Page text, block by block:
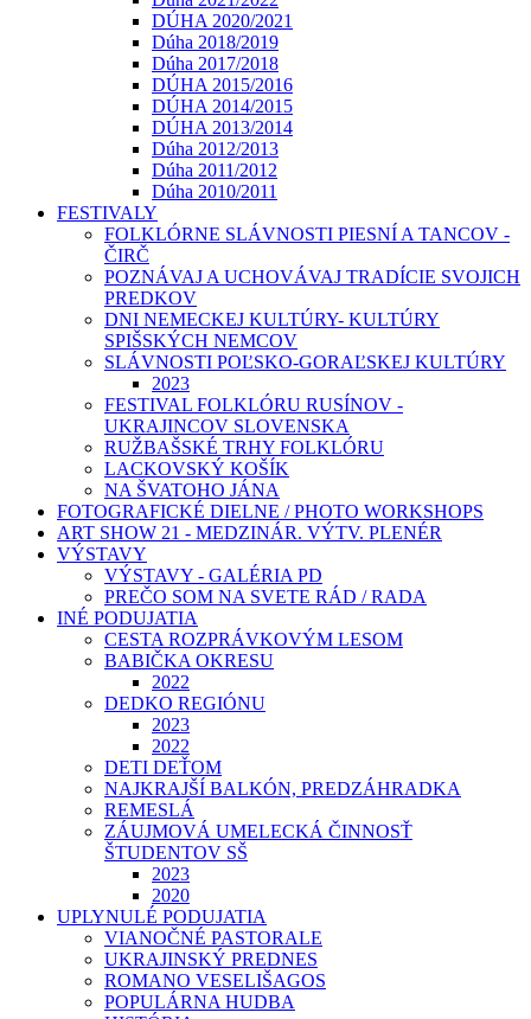
DÚHA 2020/2021
Dúha 2018/2019
Dúha 2017/2018
DÚHA 2015/2016
DÚHA 2014/2015
DÚHA 2013/2014
Dúha 2012/2013
Dúha 2011/2012
Dúha 2010/2011
FESTIVALY
FOLKLÓRNE SLÁVNOSTI PIESNÍ A TANCOV -
ČIRČ
POZNÁVAJ A UCHOVÁVAJ TRADÍCIE SVOJICH
PREDKOV
DNI NEMECKEJ KULTÚRY- KULTÚRY
SPIŠSKÝCH NEMCOV
SLÁVNOSTI POĽSKO-GORAĽSKEJ KULTÚRY
2023
FESTIVAL FOLKLÓRU RUSÍNOV -
UKRAJINCOV SLOVENSKA
RUŽBAŠSKÉ TRHY FOLKLÓRU
LACKOVSKÝ KOŠÍK
NA ŠVATOHO JÁNA
FOTOGRAFICKÉ DIELNE / PHOTO WORKSHOPS
ART SHOW 21 - MEDZINÁR. VÝTV. PLENÉR
VÝSTAVY
VÝSTAVY - GALÉRIA PD
PREČO SOM NA SVETE RÁD / RADA
INÉ PODUJATIA
CESTA ROZPRÁVKOVÝM LESOM
BABIČKA OKRESU
2022
DEDKO REGIÓNU
2023
2022
DETI DEŤOM
NAJKRAJŠÍ BALKÓN, PREDZÁHRADKA
REMESLÁ
ZÁUJMOVÁ UMELECKÁ ČINNOSŤ
ŠTUDENTOV SŠ
2023
2020
UPLYNULÉ PODUJATIA
VIANOČNÉ PASTORALE
UKRAJINSKÝ PREDNES
ROMANO VESELIŠAGOS
POPULÁRNA HUDBA